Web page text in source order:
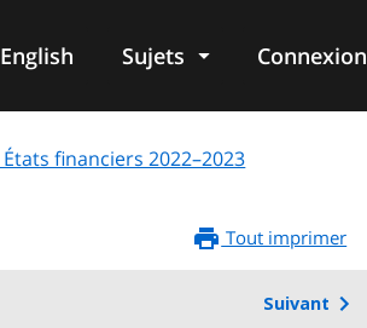
English Sujets Connexion
financiers 2022–2023
Tout imprimer
Suivant